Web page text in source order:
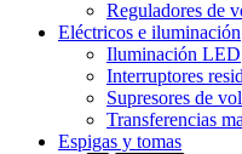
Reguladores de
Eléctricos e iluminación
Iluminación LED
Interruptores
Supresores de
Transferencias
Espigas y tomas